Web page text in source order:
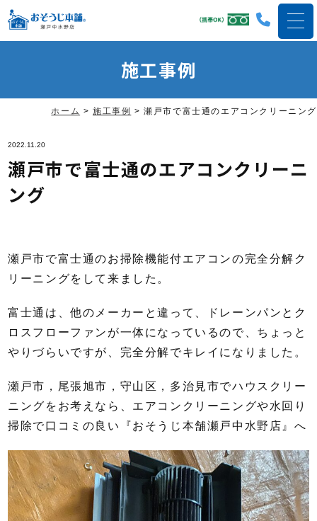
施工事例
ホーム > 施工事例 >瀬戸市で富士通のエアコンクリーニング
2022.11.20
瀬戸市で富士通のエアコンクリーニ
ング
瀬戸市で富士通のお掃除機能付エアコンの完全分解ク
リーニングをして来ました。
富士通は、他のメーカーと違って、ドレーンパンとク
ロスフローファンが一体になっているので、ちょっと
やりづらいですが、完全分解でキレイになりました。
瀬戸市，尾張旭市，守山区，多治見市でハウスクリー
ニングをお考えなら、エアコンクリーニングや水回り
掃除で口コミの良い『おそうじ本舗瀬戸中水野店』へ